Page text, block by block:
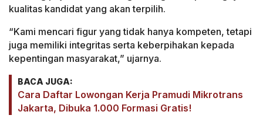
kualitas kandidat yang akan terpilih.
“Kami mencari figur yang tidak hanya kompeten, tetapi
juga memiliki integritas serta keberpihakan kepada
kepentingan masyarakat,” ujarnya.
BACA JUGA:
Cara Daftar Lowongan Kerja Pramudi Mikrotrans
Jakarta, Dibuka 1.000 Formasi Gratis!